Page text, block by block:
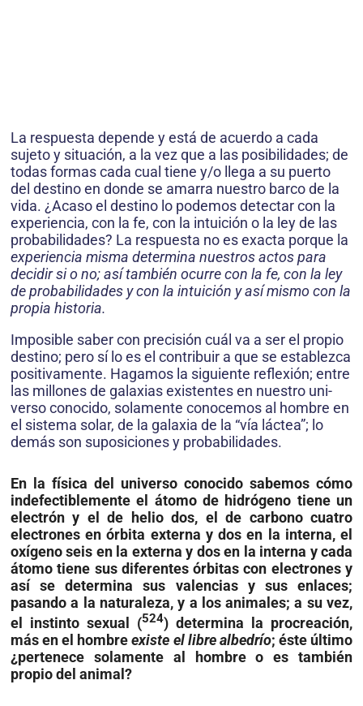
La respuesta depende y está de acuerdo a cada
sujeto y situación, a la vez que a las posibilidades; de
todas formas cada cual tiene y/o llega a su puerto
del destino en donde se amarra nuestro barco de la
vida. ¿Acaso el destino lo podemos detectar con la
experiencia, con la fe, con la intuición o la ley de las
probabilidades? La respuesta no es exacta porque la
experiencia misma determina nuestros actos para
decidir si o no; así también ocurre con la fe, con la ley
de probabilidades y con la intuición y así mismo con la
propia historia.
Imposible saber con precisión cuál va a ser el propio
destino; pero sí lo es el contribuir a que se establezca
positivamente. Hagamos la siguiente reflexión; entre
las millones de galaxias existentes en nuestro uni­
verso conocido, solamente conocemos al hombre en
el sistema solar, de la galaxia de la “vía láctea”; lo
demás son suposiciones y probabilidades.
En la física del universo conocido sabemos cómo
indefectiblementeel átomo de hidrógeno tiene un
electrón y el de helio dos, el de carbono cuatro
electrones en órbita externa y dos en la interna, el
oxígeno seis en la externa y dos en la interna y cada
átomo tiene sus diferentes órbitas con electrones y
así se determina sus valencias y sus enlaces;
pasando a la naturaleza, y a los animales; a su vez,
el instinto sexual (524) determina la procreación,
más en el hombreexiste el libre albedrío; éste último
¿pertenece solamente al hombre o es también
propio del animal?